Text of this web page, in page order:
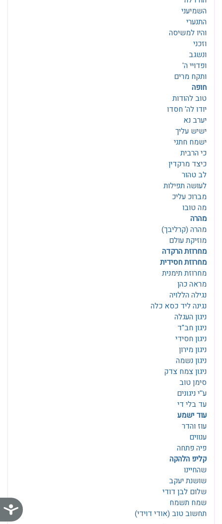
השמיעני
התנערי
והיו למשיסה
וזכני
ונשגב
ופדויי ה'
ותקח מרים
חופה
טוב להודות
יודו לה' חסדו
יערב נא
ישיש עליך
ישמח חתני
כי הרבית
כיצד מרקדין
לב טהור
לעושה תפילות
מברוכ עליכ
מה טובו
מהרה
מהרה (קרליבך)
מוזיקת עולם
מחרוזת הרקדה
מחרוזת חסידית
מחרוזת תימנית
מראה כהן
נגילה הללויה
נגינה ליד כסא כלה
ניגון העגלה
ניגון חב"ד
ניגון חסידי
ניגון מירון
ניגון נשמה
ניגון צמח צדק
סימן טוב
ע''י ניגונים
עד בלי די
עוד ישמע
עוז והדר
ענווים
פיה פתחה
קליפ הלהקה
שהחיינו
שושנת יעקב
שלום לבן דודי
שמח תשמח
תחשוב טוב (אודי דוידי)